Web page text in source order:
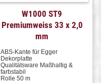
W1000 ST9
Premiumweiss 33 x 2,0
mm
ABS-Kante für Egger
Dekorplatte
Qualitätsware Maßhaltig &
farbstabil
Rolle 50 m